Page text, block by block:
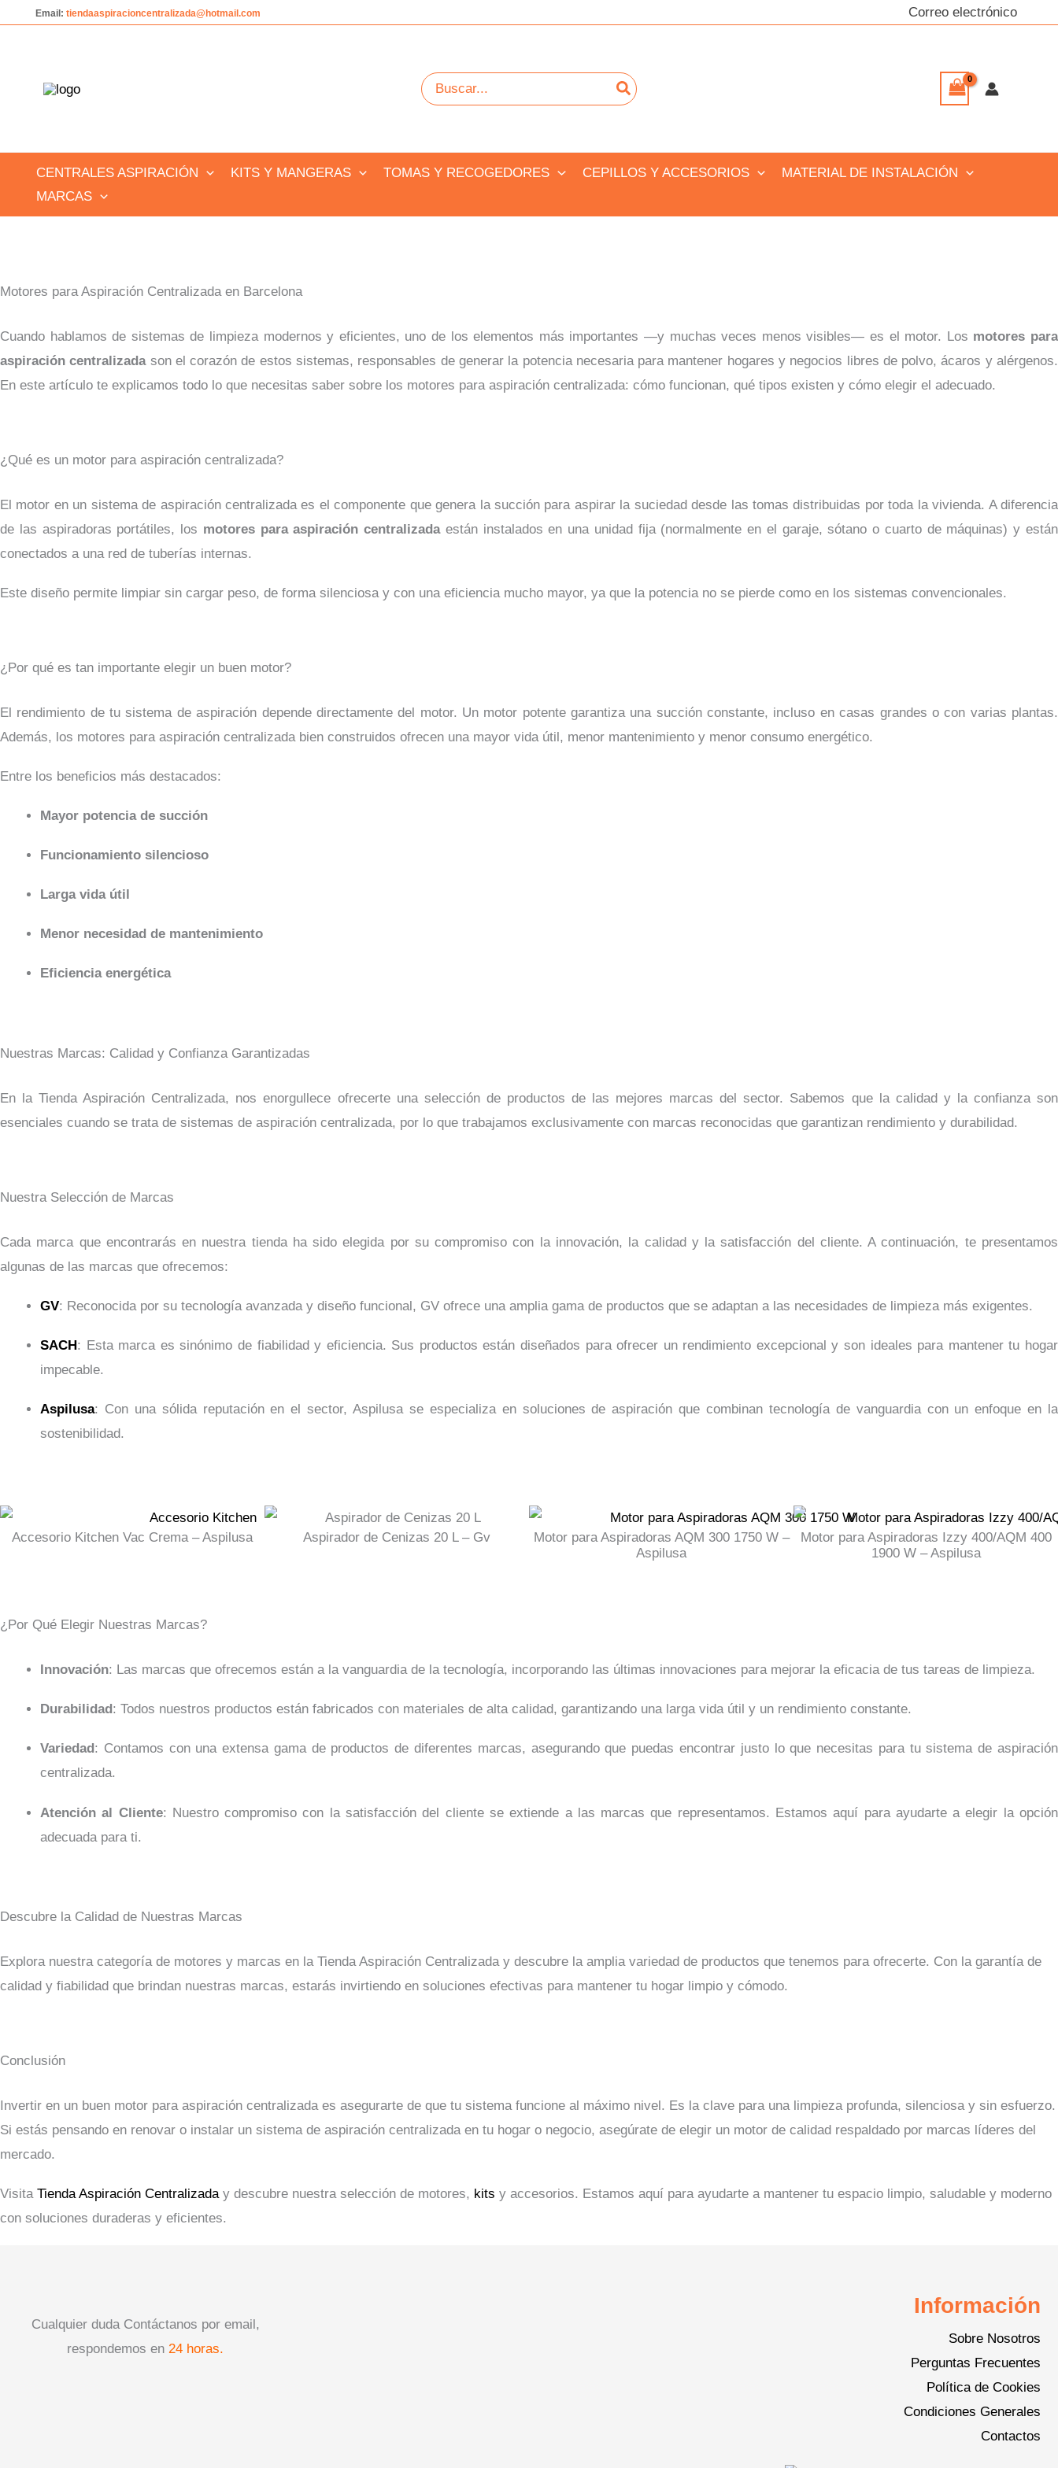
Email: tiendaaspiracioncentralizada@hotmail.com Correo electrónico
Buscar
por:
CENTRALES ASPIRACIÓN KITS Y MANGERAS TOMAS Y RECOGEDORES CEPILLOS Y ACCESORIOS
MATERIAL DE INSTALACIÓN
MARCAS
Motores para Aspiración Centralizada en Barcelona
Cuando hablamos de sistemas de limpieza modernos y eficientes, uno de los elementos más importantes —y muchas veces menos visibles— es el motor. Los motores para
aspiración centralizadason el corazón de estos sistemas, responsables de generar la potencia necesaria para mantener hogares y negocios libres de polvo, ácaros y alérgenos.
En este artículo te explicamos todo lo que necesitas saber sobre los motores para aspiración centralizada: cómo funcionan, qué tipos existen y cómo elegir el adecuado.
¿Qué es un motor para aspiración centralizada?
El motor en un sistema de aspiración centralizada es el componente que genera la succión para aspirar la suciedad desde las tomas distribuidas por toda la vivienda. A diferencia
de las aspiradoras portátiles, los motores para aspiración centralizadaestán instalados en una unidad fija (normalmente en el garaje, sótano o cuarto de máquinas) y están
conectados a una red de tuberías internas.
Este diseño permite limpiar sin cargar peso, de forma silenciosa y con una eficiencia mucho mayor, ya que la potencia no se pierde como en los sistemas convencionales.
¿Por qué es tan importante elegir un buen motor?
El rendimiento de tu sistema de aspiración depende directamente del motor. Un motor potente garantiza una succión constante, incluso en casas grandes o con varias plantas.
Además, los motores para aspiración centralizada bien construidos ofrecen una mayor vida útil, menor mantenimiento y menor consumo energético.
Entre los beneficios más destacados:
Mayor potencia de succión
Funcionamiento silencioso
Larga vida útil
Menor necesidad de mantenimiento
Eficiencia energética
Nuestras Marcas: Calidad y Confianza Garantizadas
En la Tienda Aspiración Centralizada, nos enorgullece ofrecerte una selección de productos de las mejores marcas del sector. Sabemos que la calidad y la confianza son
esenciales cuando se trata de sistemas de aspiración centralizada, por lo que trabajamos exclusivamente con marcas reconocidas que garantizan rendimiento y durabilidad.
Nuestra Selección de Marcas
Cada marca que encontrarás en nuestra tienda ha sido elegida por su compromiso con la innovación, la calidad y la satisfacción del cliente. A continuación, te presentamos
algunas de las marcas que ofrecemos:
GV: Reconocida por su tecnología avanzada y diseño funcional, GV ofrece una amplia gama de productos que se adaptan a las necesidades de limpieza más exigentes.
SACH: Esta marca es sinónimo de fiabilidad y eficiencia. Sus productos están diseñados para ofrecer un rendimiento excepcional y son ideales para mantener tu hogar
impecable.
Aspilusa: Con una sólida reputación en el sector, Aspilusa se especializa en soluciones de aspiración que combinan tecnología de vanguardia con un enfoque en la
sostenibilidad.
Accesorio Kitchen Vac Crema – Aspilusa Aspirador de Cenizas 20 L – Gv
Motor para Aspiradoras AQM 300 1750 W –
Aspilusa
Motor para Aspiradoras Izzy 400/AQM 400
1900 W – Aspilusa
¿Por Qué Elegir Nuestras Marcas?
Innovación: Las marcas que ofrecemos están a la vanguardia de la tecnología, incorporando las últimas innovaciones para mejorar la eficacia de tus tareas de limpieza.
Durabilidad : Todos nuestros productos están fabricados con materiales de alta calidad, garantizando una larga vida útil y un rendimiento constante.
Variedad : Contamos con una extensa gama de productos de diferentes marcas, asegurando que puedas encontrar justo lo que necesitas para tu sistema de aspiración
centralizada.
Atención al Cliente: Nuestro compromiso con la satisfacción del cliente se extiende a las marcas que representamos. Estamos aquí para ayudarte a elegir la opción
adecuada para ti.
Descubre la Calidad de Nuestras Marcas
Explora nuestra categoría de motores y marcas en la Tienda Aspiración Centralizada y descubre la amplia variedad de productos que tenemos para ofrecerte. Con la garantía de
calidad y fiabilidad que brindan nuestras marcas, estarás invirtiendo en soluciones efectivas para mantener tu hogar limpio y cómodo.
Conclusión
Invertir en un buen motor para aspiración centralizada es asegurarte de que tu sistema funcione al máximo nivel. Es la clave para una limpieza profunda, silenciosa y sin esfuerzo.
Si estás pensando en renovar o instalar un sistema de aspiración centralizada en tu hogar o negocio, asegúrate de elegir un motor de calidad respaldado por marcas líderes del
mercado.
Visita Tienda Aspiración Centralizaday descubre nuestra selección de motores, kits y accesorios. Estamos aquí para ayudarte a mantener tu espacio limpio, saludable y moderno
con soluciones duraderas y eficientes.
Cualquier duda Contáctanos por email,
respondemos en 24 horas.
Información
Sobre Nosotros
Perguntas Frecuentes
Política de Cookies
Condiciones Generales
Contactos